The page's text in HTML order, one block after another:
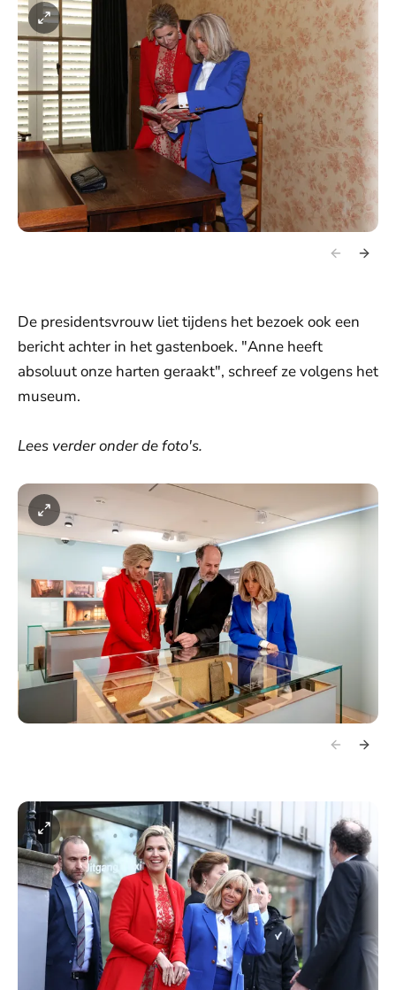
De presidentsvrouw liet tijdens het bezoek ook een
bericht achter in het gastenboek. "Anne heeft
absoluut onze harten geraakt", schreef ze volgens het
museum.
Lees verder onder de foto's.